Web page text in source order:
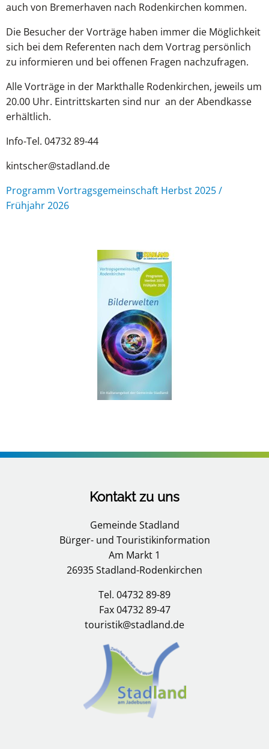
auch von Bremerhaven nach Rodenkirchen kommen.
Die Besucher der Vorträge haben immer die Möglichkeit
sich bei dem Referenten nach dem Vortrag persönlich
zu informieren und bei offenen Fragen nachzufragen.
Alle Vorträge in der Markthalle Rodenkirchen, jeweils um
20.00 Uhr. Eintrittskarten sind nur an der Abendkasse
erhältlich.
Info-Tel. 04732 89-44
kintscher@stadland.de
Programm Vortragsgemeinschaft Herbst 2025 /
Frühjahr 2026
Kontakt zu uns
Gemeinde Stadland
Bürger- und Touristikinformation
Am Markt 1
26935 Stadland-Rodenkirchen
Tel. 04732 89-89
Fax 04732 89-47
touristik@stadland.de